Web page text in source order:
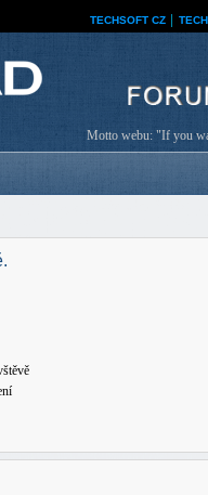
TECHSOFT CZ
Motto webu: "If you